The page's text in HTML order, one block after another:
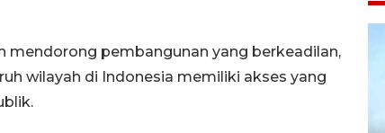
mendorong pembangunan yang berkeadilan,
wilayah di Indonesia memiliki akses yang